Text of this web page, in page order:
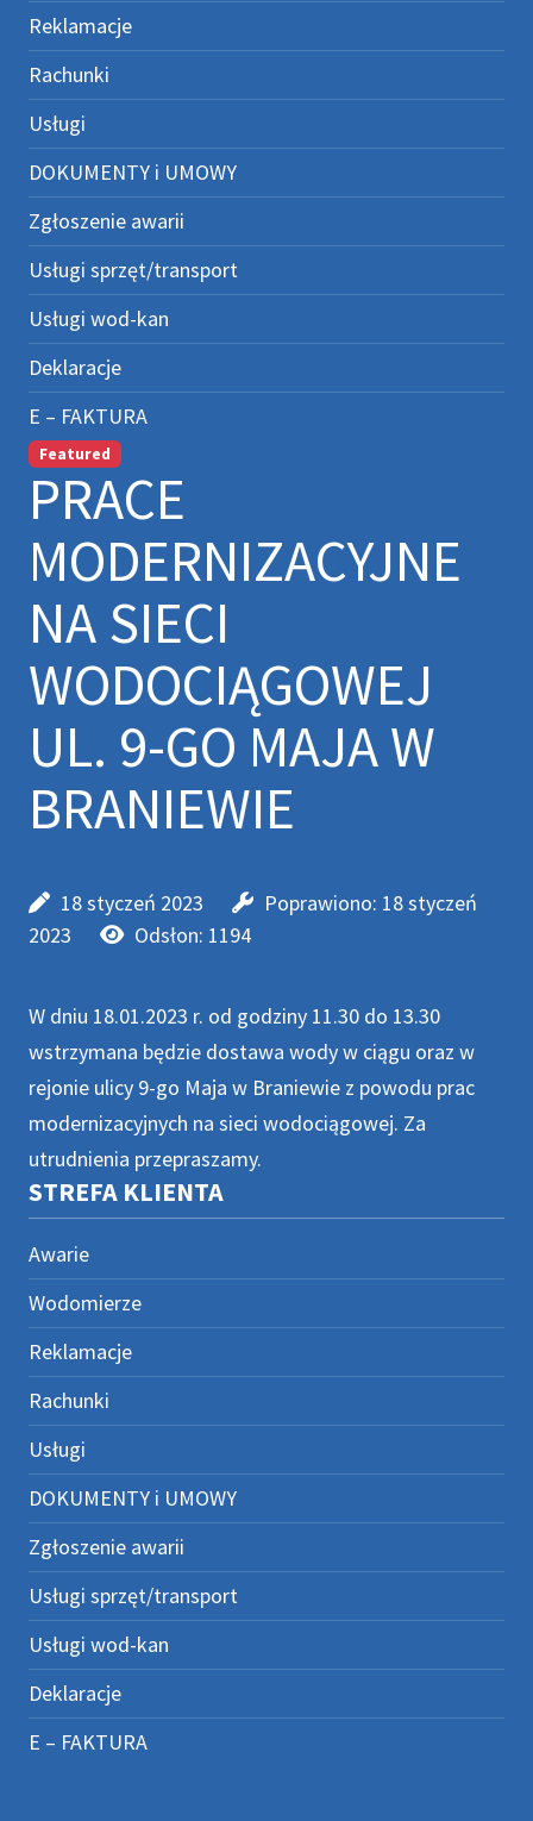
Reklamacje
Rachunki
Usługi
DOKUMENTY i UMOWY
Zgłoszenie awarii
Usługi sprzęt/transport
Usługi wod-kan
Deklaracje
E – FAKTURA
Featured
PRACE
MODERNIZACYJNE
NA SIECI
WODOCIĄGOWEJ
UL. 9-GO MAJA W
BRANIEWIE
18 styczeń 2023
Poprawiono: 18 styczeń
2023
Odsłon: 1194
W dniu 18.01.2023 r. od godziny 11.30 do 13.30
wstrzymana będzie dostawa wody w ciągu oraz w
rejonie ulicy 9-go Maja w Braniewie z powodu prac
modernizacyjnych na sieci wodociągowej. Za
utrudnienia przepraszamy.
STREFA KLIENTA
Awarie
Wodomierze
Reklamacje
Rachunki
Usługi
DOKUMENTY i UMOWY
Zgłoszenie awarii
Usługi sprzęt/transport
Usługi wod-kan
Deklaracje
E – FAKTURA